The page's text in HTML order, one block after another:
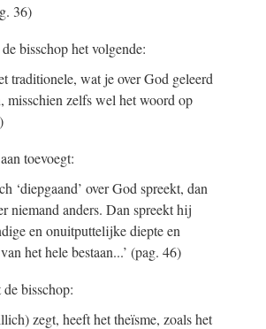
36)
bisschop het volgende:
traditionele, wat je over God geleerd
misschien zelfs wel het woord op
toevoegt:
‘diepgaand’ over God spreekt, dan
niemand anders. Dan spreekt hij
en onuitputtelijke diepte en
het hele bestaan...’ (pag. 46)
bisschop:
zegt, heeft het theïsme, zoals het